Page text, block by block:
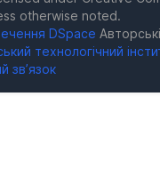
otherwise noted.
DSpace
технологічний
зв’язок